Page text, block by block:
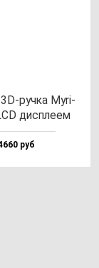
руч­ка Myri­
дис­пле­ем
руб